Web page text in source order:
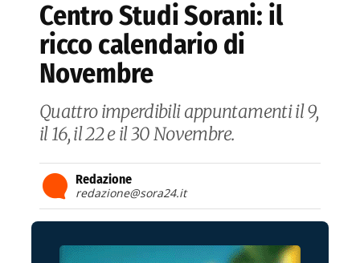
Centro Studi Sorani: il
ricco calendario di
Novembre
Quattro imperdibili appuntamenti il 9,
il 16, il 22 e il 30 Novembre.
Redazione
redazione@sora24.it